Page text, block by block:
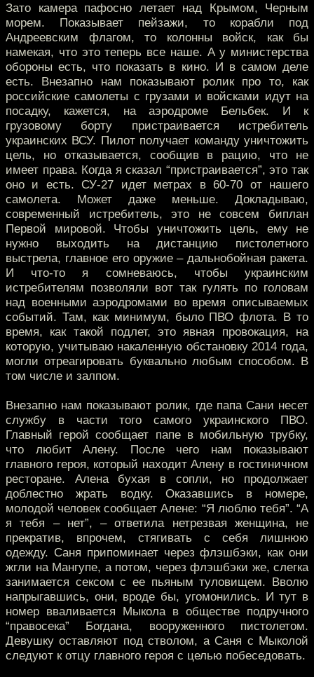
Зато камера пафосно летает над Крымом, Черным
морем. Показывает пейзажи, то корабли под
Андреевским флагом, то колонны войск, как бы
намекая, что это теперь все наше. А у министерства
обороны есть, что показать в кино. И в самом деле
есть. Внезапно нам показывают ролик про то, как
российские самолеты с грузами и войсками идут на
посадку, кажется, на аэродроме Бельбек. И к
грузовому борту пристраивается истребитель
украинских ВСУ. Пилот получает команду уничтожить
цель, но отказывается, сообщив в рацию, что не
имеет права. Когда я сказал “пристраивается”, это так
оно и есть. СУ-27 идет метрах в 60-70 от нашего
самолета. Может даже меньше. Докладываю,
современный истребитель, это не совсем биплан
Первой мировой. Чтобы уничтожить цель, ему не
нужно выходить на дистанцию пистолетного
выстрела, главное его оружие – дальнобойная ракета.
И что-то я сомневаюсь, чтобы украинским
истребителям позволяли вот так гулять по головам
над военными аэродромами во время описываемых
событий. Там, как минимум, было ПВО флота. В то
время, как такой подлет, это явная провокация, на
которую, учитываю накаленную обстановку 2014 года,
могли отреагировать буквально любым способом. В
том числе и залпом.
Внезапно нам показывают ролик, где папа Сани несет
службу в части того самого украинского ПВО.
Главный герой сообщает папе в мобильную трубку,
что любит Алену. После чего нам показывают
главного героя, который находит Алену в гостиничном
ресторане. Алена бухая в сопли, но продолжает
доблестно жрать водку. Оказавшись в номере,
молодой человек сообщает Алене: “Я люблю тебя”. “А
я тебя – нет”, – ответила нетрезвая женщина, не
прекратив, впрочем, стягивать с себя лишнюю
одежду. Саня припоминает через флэшбэки, как они
жгли на Мангупе, а потом, через флэшбэки же, слегка
занимается сексом с ее пьяным туловищем. Вволю
напрыгавшись, они, вроде бы, угомонились. И тут в
номер вваливается Мыкола в обществе подручного
“правосека” Богдана, вооруженного пистолетом.
Девушку оставляют под стволом, а Саня с Мыколой
следуют к отцу главного героя с целью побеседовать.